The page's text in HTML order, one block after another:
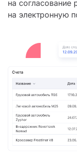
на согласование
на электронную